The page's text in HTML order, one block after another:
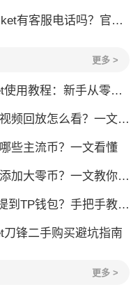
服电话吗？官方联系方式详解
更多 >
程：新手从零学会钱包操作
放怎么看？一文教你轻松找回
些主流币？一文看懂
大零币？一文教你轻松操作
钱包？手把手教你安全转入
刀锋二手购买避坑指南
更多 >